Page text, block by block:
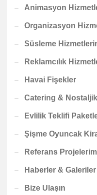
Animasyon
Organizasyon
Süsleme
Reklamcılık
Havai Fişekler
Catering & Nostaljik
Evlilik Teklifi
Şişme Oyuncak
Referans
Haberler & Galeriler
Bize Ulaşın